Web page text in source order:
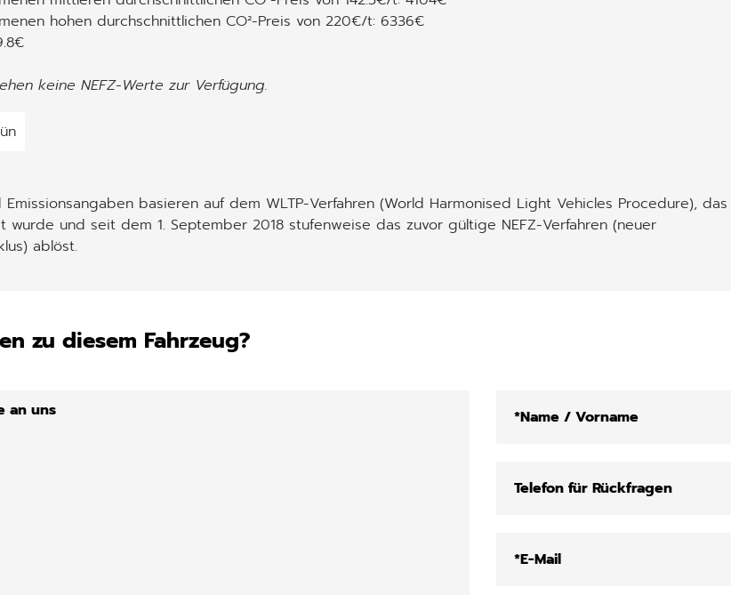
hohen durchschnittlichen CO²-Preis von 220€/t: 6336€
keine NEFZ-Werte zur Verfügung.
basieren auf dem WLTP-Verfahren (World Harmonised Light Vehicles Procedure), das
und seit dem 1. September 2018 stufenweise das zuvor gültige NEFZ-Verfahren (neuer
ablöst.
zu diesem Fahrzeug?